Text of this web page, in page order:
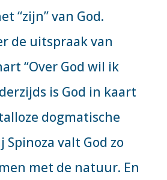
“zijn” van God.
de uitspraak van
“Over God wil ik
is God in kaart
dogmatische
Spinoza valt God zo
met de natuur. En